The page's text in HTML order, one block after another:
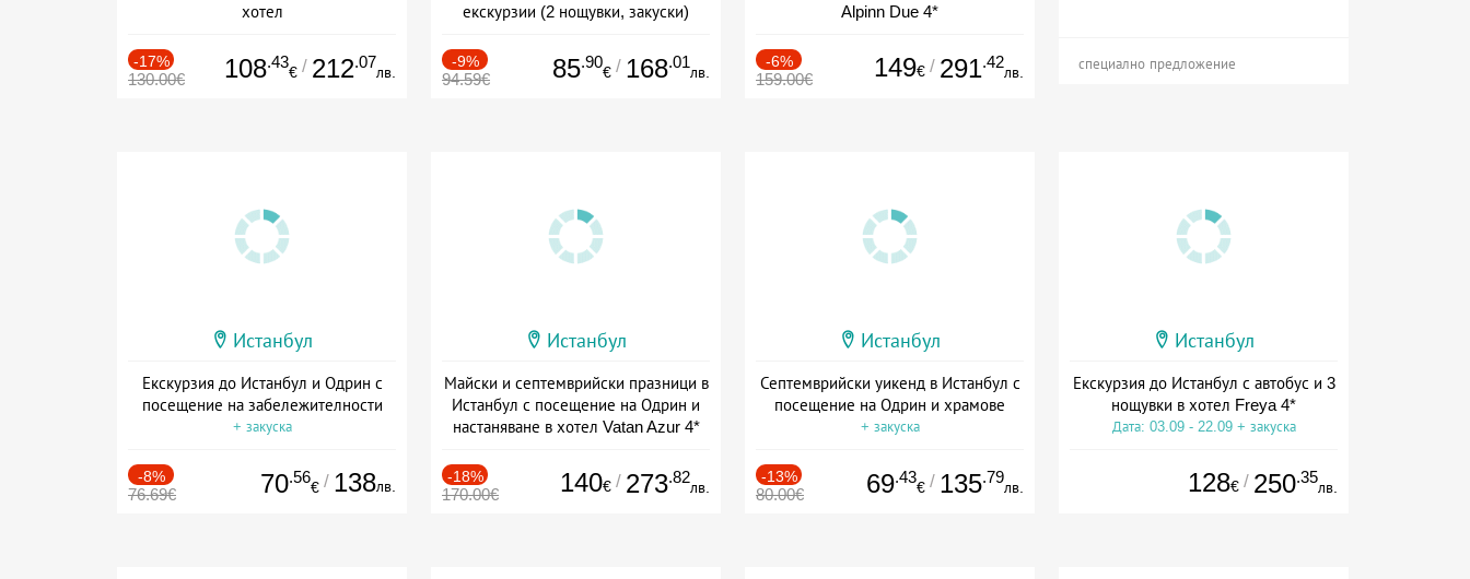
хотел
-17%
130.00€ 108.43
€ / 212.07
лв.
екскурзии (2 нощувки, закуски)
-9%
94.59€ 85.90
€ / 168.01
лв.
Alpinn Due 4*
-6%
159.00€ 149€ / 291.42
лв. специално предложение
Истанбул
Екскурзия до Истанбул и Одрин с
посещение на забележителности
+ закуска
-8%
76.69€ 70.56
€ / 138лв.
Истанбул
Майски и септемврийски празници в
Истанбул с посещение на Одрин и
настаняване в хотел Vatan Azur 4*
-18%
170.00€ 140€ / 273.82
лв.
Истанбул
Септемврийски уикенд в Истанбул с
посещение на Одрин и храмове
+ закуска
-13%
80.00€ 69.43
€ / 135.79
лв.
Истанбул
Екскурзия до Истанбул с автобус и 3
нощувки в хотел Freya 4*
Дата: 03.09 - 22.09 + закуска
128€ / 250.35
лв.